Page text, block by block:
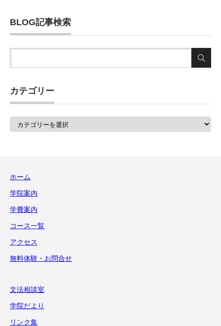
BLOG記事検索
カテゴリー
ホーム
学院案内
学費案内
コース一覧
アクセス
無料体験・お問合せ
文法相談室
学院だより
リンク集